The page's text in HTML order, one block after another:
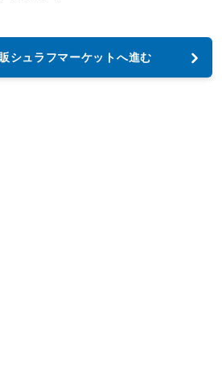
シュラフマーケットへ進む